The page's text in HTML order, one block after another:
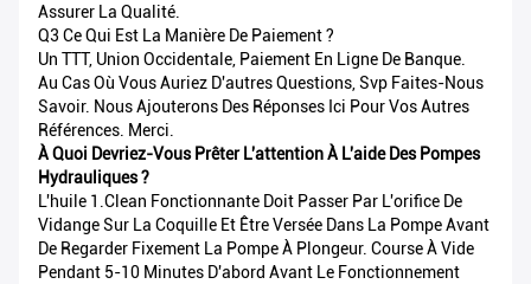
Assurer La Qualité.
Q3 Ce Qui Est La Manière De Paiement ?
Un TTT, Union Occidentale, Paiement En Ligne De Banque.
Au Cas Où Vous Auriez D'autres Questions, Svp Faites-Nous
Savoir. Nous Ajouterons Des Réponses Ici Pour Vos Autres
Références. Merci.
À Quoi Devriez-Vous Prêter L'attention À L'aide Des Pompes
Hydrauliques ?
L'huile 1.Clean Fonctionnante Doit Passer Par L'orifice De
Vidange Sur La Coquille Et Être Versée Dans La Pompe Avant
De Regarder Fixement La Pompe À Plongeur. Course À Vide
Pendant 5-10 Minutes D'abord Avant Le Fonctionnement